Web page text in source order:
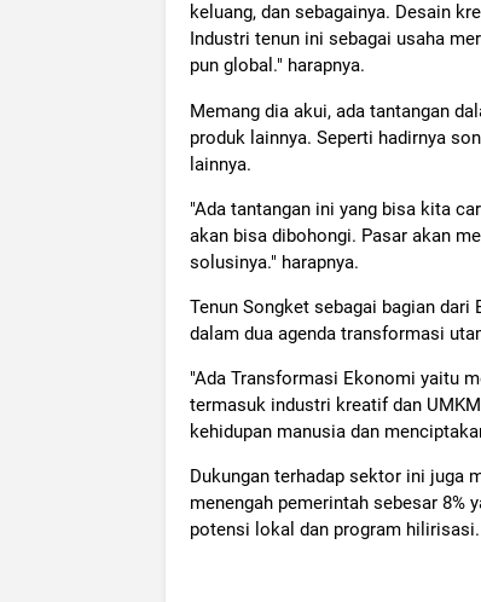
keluang, dan sebagainya. Desain
Industri tenun ini sebagai usaha
pun global." harapnya.
Memang dia akui, ada tantangan
produk lainnya. Seperti hadirnya
lainnya.
"Ada tantangan ini yang bisa kita
akan bisa dibohongi. Pasar akan
solusinya." harapnya.
Tenun Songket sebagai bagian
dalam dua agenda transformasi
"Ada Transformasi Ekonomi yaitu
termasuk industri kreatif dan
kehidupan manusia dan
Dukungan terhadap sektor ini juga
menengah pemerintah sebesar 8%
potensi lokal dan program